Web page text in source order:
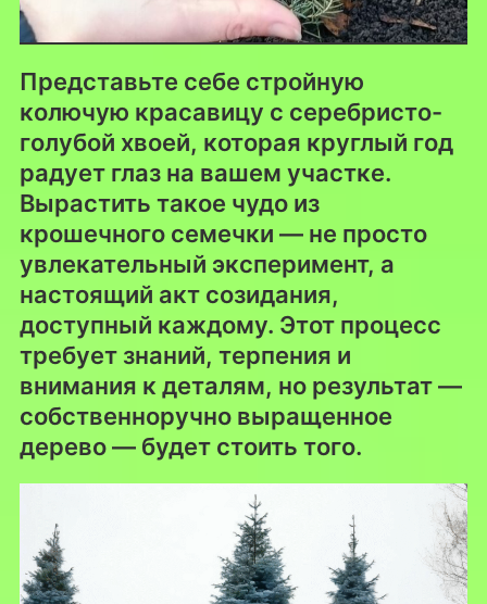
Представьте себе стройную
колючую красавицу с серебристо-
голубой хвоей, которая круглый год
радует глаз на вашем участке.
Вырастить такое чудо из
крошечного семечки — не просто
увлекательный эксперимент, а
настоящий акт созидания,
доступный каждому. Этот процесс
требует знаний, терпения и
внимания к деталям, но результат —
собственноручно выращенное
дерево — будет стоить того.